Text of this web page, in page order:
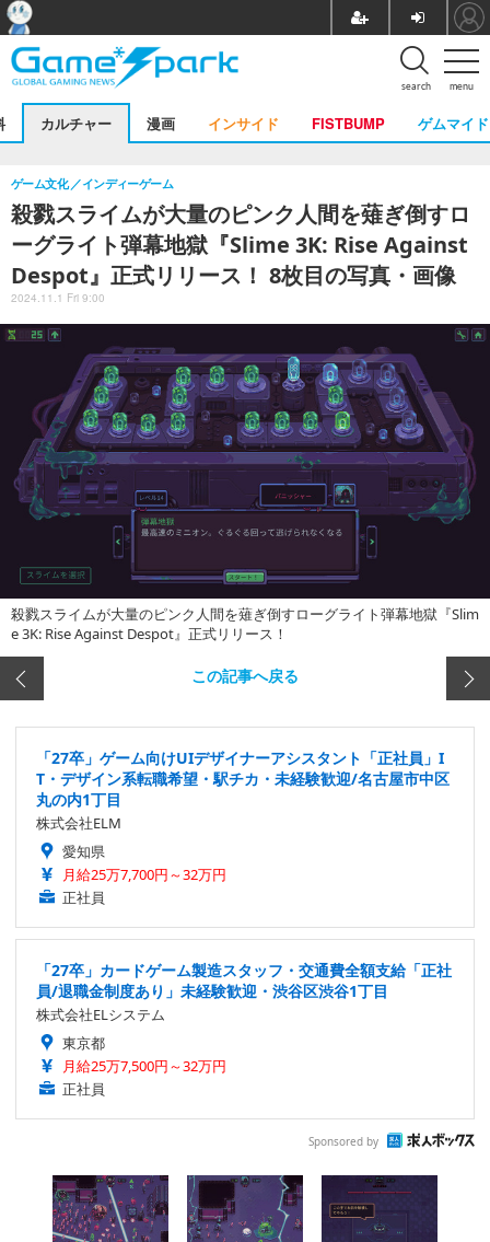
menu
search
カルチャー 漫画 インサイド FISTBUMP ゲムマイド
殺戮スライムが大量のピンク人間を薙ぎ倒すロ
ーグライト弾幕地獄『Slime 3K: Rise Against
Despot』正式リリース！ 8枚目の写真・画像
ゲーム文化 インディーゲーム
2024.11.1 Fri 9:00
殺戮スライムが大量のピンク人間を薙ぎ倒すローグライト弾幕地獄『Slim
e 3K: Rise Against Despot』正式リリース！
この記事へ戻る
「27卒」ゲーム向けUIデザイナーアシスタント「正社員」I
T・デザイン系転職希望・駅チカ・未経験歓迎/名古屋市中区
丸の内1丁目
株式会社ELM
愛知県
月給25万7,700円～32万円
正社員
「27卒」カードゲーム製造スタッフ・交通費全額支給「正社
員/退職金制度あり」未経験歓迎・渋谷区渋谷1丁目
株式会社ELシステム
東京都
月給25万7,500円～32万円
正社員
Sponsored by